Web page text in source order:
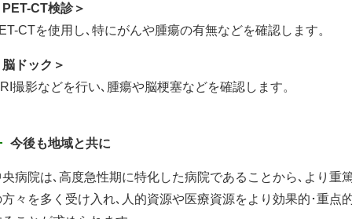
CT検診＞
CTを使用し､特にがんや腫瘍の有無などを確認します。
ドック＞
撮影などを行い､腫瘍や脳梗塞などを確認します。
今後も地域と共に
病院は､高度急性期に特化した病院であることから､より重
々を多く受け入れ､人的資源や医療資源をより効果的･重点